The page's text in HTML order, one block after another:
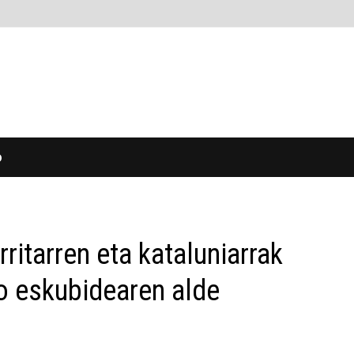
eta kataluniarrak
eskubidearen alde